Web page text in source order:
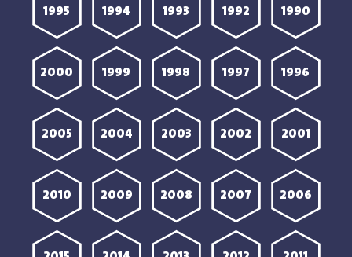
1990
1992
1993
1994
1995
1996
1997
1998
1999
2000
2001
2002
2003
2004
2005
2006
2007
2008
2009
2010